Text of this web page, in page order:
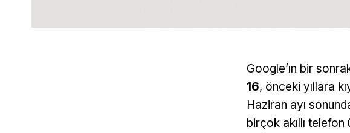
Google’ın bir
16, önceki yıllara
Haziran ayı
birçok akıllı